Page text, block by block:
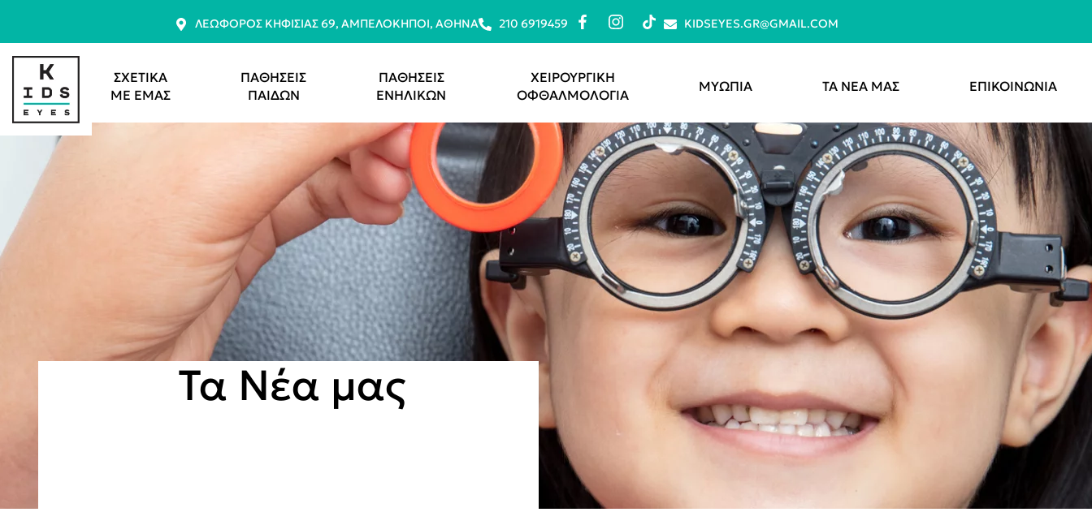
ΛΕΩΦΌΡΟΣ ΚΗΦΙΣΊΑΣ 69, ΑΜΠΕΛΌΚΗΠΟΙ, ΑΘΉΝΑ 210 6919459 KIDSEYES.GR@GMAIL.COM
ΣΧΕΤΙΚΑ
ΜΕ ΕΜΑΣ
ΠΑΘΗΣΕΙΣ
ΠΑΙΔΩΝ
ΠΑΘΗΣΕΙΣ
ΕΝΗΛΙΚΩΝ
ΧΕΙΡΟΥΡΓΙΚΗ
ΟΦΘΑΛΜΟΛΟΓΙΑ
ΜΥΩΠΙΑ ΤΑ ΝΕΑ ΜΑΣ ΕΠΙΚΟΙΝΩΝΙΑ
Τα Νέα μας